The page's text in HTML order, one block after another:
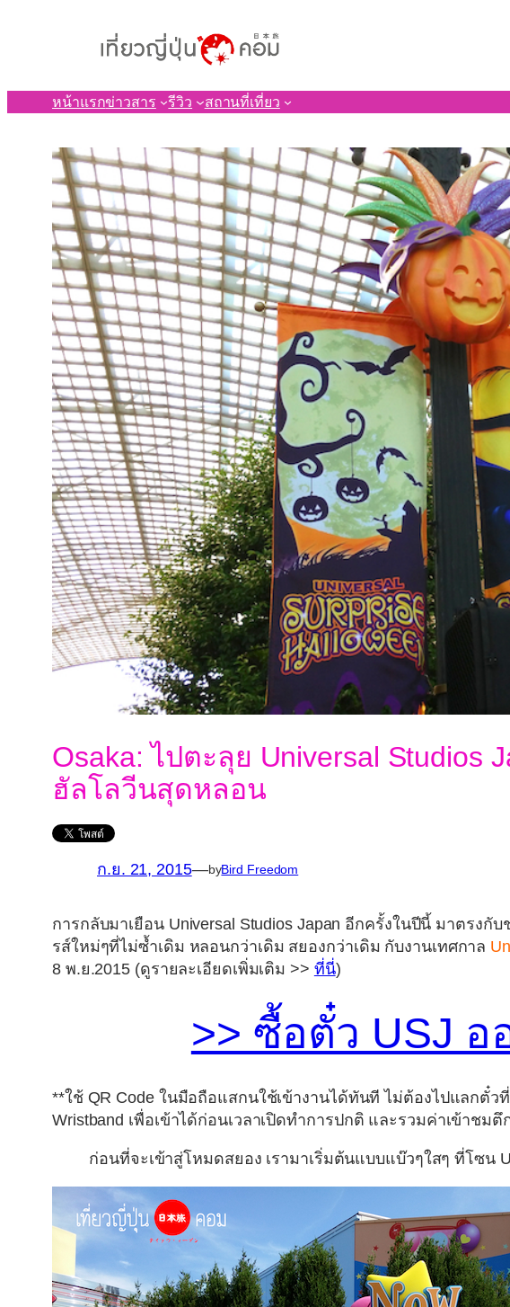
หน้าแรกข่าวสาร รีวิว สถานที่เที่ยว
Osaka: ไปตะลุย Universal Studios
ฮัลโลวีนสุดหลอน
ก.ย. 21, 2015—byBird Freedom
การกลับมาเยือน Universal Studios Japan อีกครั้งในปีนี้ มาตรงกั
รส์ใหม่ๆที่ไม่ซ้ำเดิม หลอนกว่าเดิม สยองกว่าเดิม กับงานเทศกาล
8 พ.ย.2015 (ดูรายละเอียดเพิ่มเติม >> ที่นี่)
>> ซื้อตั๋ว USJ อ
**ใช้ QR Code ในมือถือแสกนใช้เข้างานได้ทันที ไม่ต้องไปแลกตั๋ว
Wristband เพื่อเข้าได้ก่อนเวลาเปิดทำการปกติ และรวมค่าเข้าช
ก่อนที่จะเข้าสู่โหมดสยอง เรามาเริ่มต้นแบบแบ๊วๆใสๆ ที่โซน